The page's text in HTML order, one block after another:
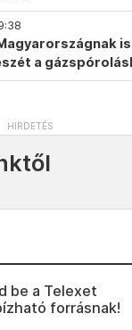
a
be a Telexet
forrásnak!